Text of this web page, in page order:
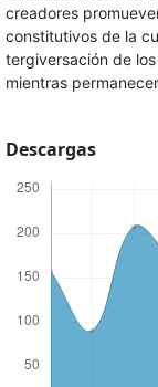
creadores
constitutivos de la
tergiversación de
mientras
Descargas